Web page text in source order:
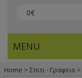
0€
MENU
Home > Σπιτι - Γραφειο >